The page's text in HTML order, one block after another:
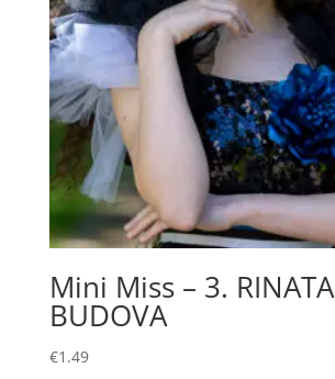
Mini Miss – 3. RINATA
BUDOVA
€1.49